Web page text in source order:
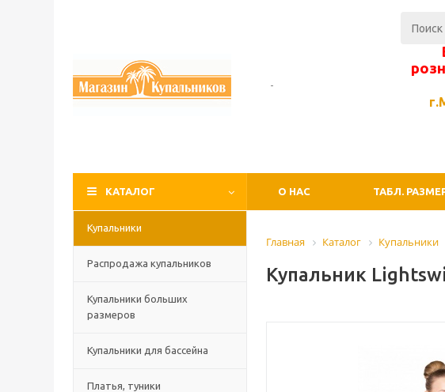
-
КАТАЛОГ О НАС ТАБЛ.
Купальники
Распродажа купальников
Купальники больших
размеров
Купальники для бассейна
Платья, туники
Главная Каталог Купальники
Купальник